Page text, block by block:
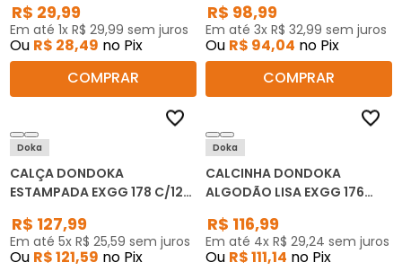
R$ 29,99
Em até 1x R$ 29,99 sem juros
Ou R$ 28,49 no Pix
COMPRAR
R$ 98,99
Em até 3x R$ 32,99 sem juros
Ou R$ 94,04 no Pix
COMPRAR
Doka
CALÇA DONDOKA
ESTAMPADA EXGG 178 C/12
R$ 127,99
Em até 5x R$ 25,59 sem juros
Ou R$121,59 no Pix
Doka
CALCINHA DONDOKA
ALGODÃO LISA EXGG 176
R$ 116,99
Em até 4x R$ 29,24 sem juros
Ou R$111,14 no Pix